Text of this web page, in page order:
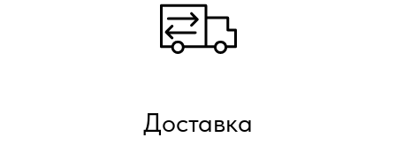
Доставка